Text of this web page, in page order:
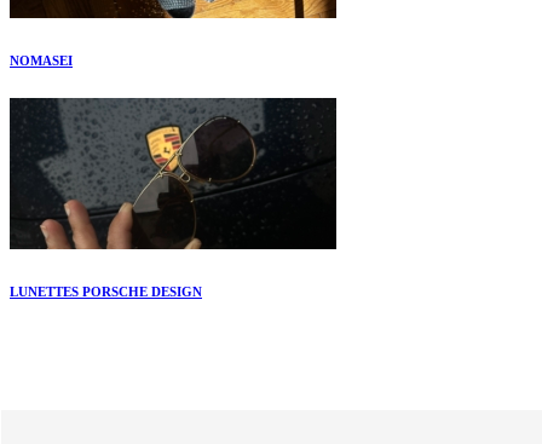
NOMASEI
LUNETTES PORSCHE DESIGN